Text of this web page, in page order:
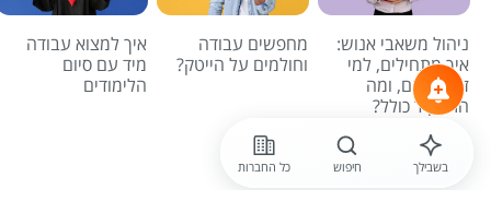
ניהול משאבי אנוש:
איך מתחילים, למי
זה מתאים, ומה
התפקיד כולל?
מחפשים עבודה
וחולמים על הייטק?
איך למצוא עבודה
מיד עם סיום
הלימודים
לכל הכתבות
בשבילך חיפוש כל החברות